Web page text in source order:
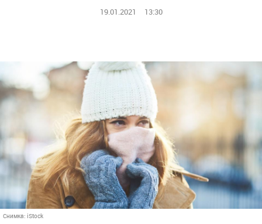
19.01.2021 13:30
Снимка: iStock